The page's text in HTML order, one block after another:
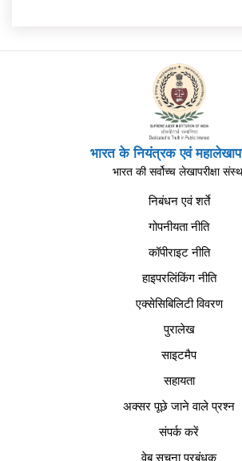
भारत के नियंत्रक एवं
भारत की सर्वोच्च लेखापरीक्षा
निबंधन एवं शर्ते
गोपनीयता नीति
कॉपीराइट नीति
हाइपरलिंकिंग नीति
एक्सेसिबिलिटी विवरण
पुरालेख
साइटमैप
सहायता
अक्सर पूछे जाने वाले प्रश्न
संपर्क करें
वेब सूचना प्रबंधक